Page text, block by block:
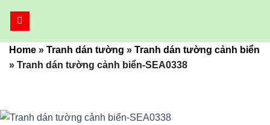
dungHome » Tranh dán tường » Tranh dán tường cảnh biển
» Tranh dán tường cảnh biển-SEA0338